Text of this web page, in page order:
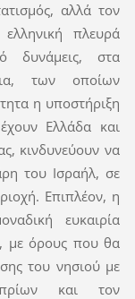
αλλά τον
πλευρά
δυνάμεις, στα
των οποίων
η υποστήριξη
Ελλάδα και
κινδυνεύουν να
του Ισραήλ, σε
Επιπλέον, η
ευκαιρία
με όρους που θα
του νησιού με
και τον